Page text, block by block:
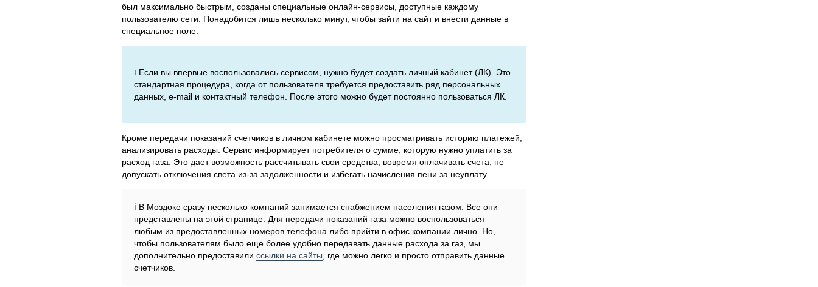
был максимально быстрым, созданы специальные онлайн-сервисы, доступные каждому
пользователю сети. Понадобится лишь несколько минут, чтобы зайти на сайт и внести данные в
специальное поле.
ℹ️ Если вы впервые воспользовались сервисом, нужно будет создать личный кабинет (ЛК). Это
стандартная процедура, когда от пользователя требуется предоставить ряд персональных
данных, e-mail и контактный телефон. После этого можно будет постоянно пользоваться ЛК.
Кроме передачи показаний счетчиков в личном кабинете можно просматривать историю платежей,
анализировать расходы. Сервис информирует потребителя о сумме, которую нужно уплатить за
расход газа. Это дает возможность рассчитывать свои средства, вовремя оплачивать счета, не
допускать отключения света из-за задолженности и избегать начисления пени за неуплату.
ℹ️ В Моздоке сразу несколько компаний занимается снабжением населения газом. Все они
представлены на этой странице. Для передачи показаний газа можно воспользоваться
любым из предоставленных номеров телефона либо прийти в офис компании лично. Но,
чтобы пользователям было еще более удобно передавать данные расхода за газ, мы
дополнительно предоставили ссылки на сайты , где можно легко и просто отправить данные
счетчиков.